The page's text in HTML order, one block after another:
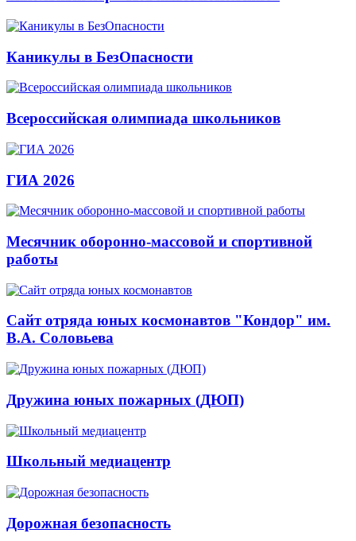
Каникулы в БезОпасности
Всероссийская олимпиада школьников
ГИА 2026
Месячник оборонно-массовой и спортивной
работы
Сайт отряда юных космонавтов "Кондор" им.
В.А. Соловьева
Дружина юных пожарных (ДЮП)
Школьный медиацентр
Дорожная безопасность